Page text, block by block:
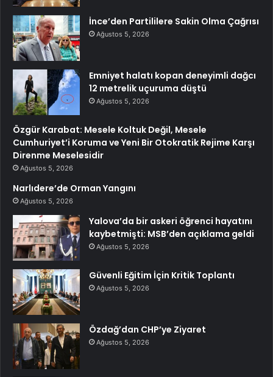
İnce’den Partililere Sakin Olma Çağrısı
Ağustos 5, 2026
Emniyet halatı kopan deneyimli dağcı
12 metrelik uçuruma düştü
Ağustos 5, 2026
Özgür Karabat: Mesele Koltuk Değil, Mesele
Cumhuriyet’i Koruma ve Yeni Bir Otokratik Rejime Karşı
Direnme Meselesidir
Ağustos 5, 2026
Narlıdere’de Orman Yangını
Ağustos 5, 2026
Yalova’da bir askeri öğrenci hayatını
kaybetmişti: MSB’den açıklama geldi
Ağustos 5, 2026
Güvenli Eğitim İçin Kritik Toplantı
Ağustos 5, 2026
Özdağ’dan CHP’ye Ziyaret
Ağustos 5, 2026